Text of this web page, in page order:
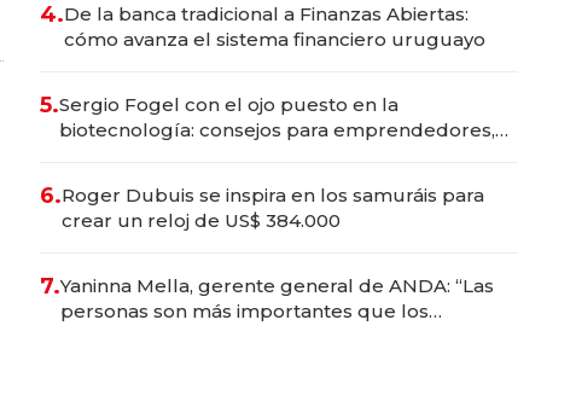
4.De la banca tradicional a Finanzas Abiertas:
cómo avanza el sistema financiero uruguayo
5.Sergio Fogel con el ojo puesto en la
biotecnología: consejos para emprendedores,
6.Roger Dubuis se inspira en los samuráis para
crear un reloj de US$ 384.000
7.Yaninna Mella, gerente general de ANDA: “Las
personas son más importantes que los